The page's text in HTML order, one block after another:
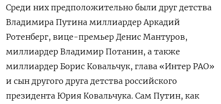
Среди них предположительно были друг детства
Владимира Путина миллиардер Аркадий
Ротенберг, вице-премьер Денис Мантуров,
миллиардер Владимир Потанин, а также
миллиардер Борис Ковальчук, глава «Интер РАО»
и сын другого друга детства российского
президента Юрия Ковальчука. Сам Путин, как